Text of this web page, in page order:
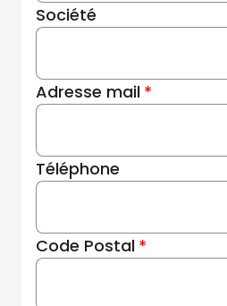
Société
Adresse mail
Téléphone
Code Postal